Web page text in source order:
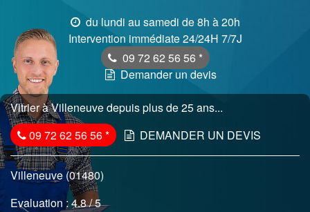
du lundi au samedi de 8h à 20h
Intervention immédiate 24/24H 7/7J
09 72 62 56 56 *
Demander un devis
Vitrier à Villeneuve depuis plus de 25 ans...
09 72 62 56 56* DEMANDER UN DEVIS
Villeneuve (01480)
Evaluation :4.8/ 5